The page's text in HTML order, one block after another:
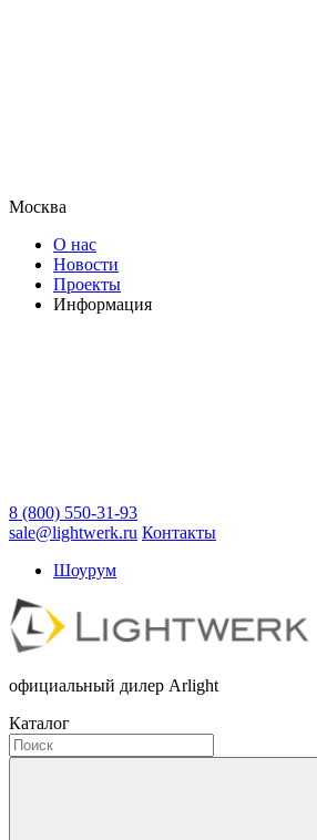
Москва
О нас
Новости
Проекты
Информация
8 (800) 550-31-93
sale@lightwerk.ru Контакты
Шоурум
официальный дилер Arlight
Каталог